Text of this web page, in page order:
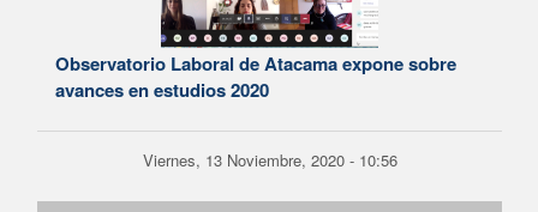
Observatorio Laboral de Atacama expone sobre
avances en estudios 2020
Viernes, 13 Noviembre, 2020 - 10:56